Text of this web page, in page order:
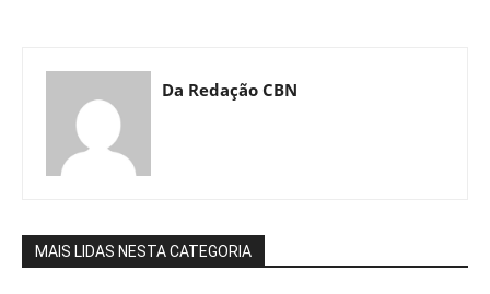
Da Redação CBN
MAIS LIDAS NESTA CATEGORIA